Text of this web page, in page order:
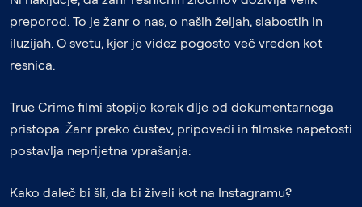
preporod. To je žanr o nas, o naših željah, slabostih in
iluzijah. O svetu, kjer je videz pogosto več vreden kot
resnica.
True Crime filmi stopijo korak dlje od dokumentarnega
pristopa. Žanr preko čustev, pripovedi in filmske napetosti
postavlja neprijetna vprašanja:
Kako daleč bi šli, da bi živeli kot na Instagramu?